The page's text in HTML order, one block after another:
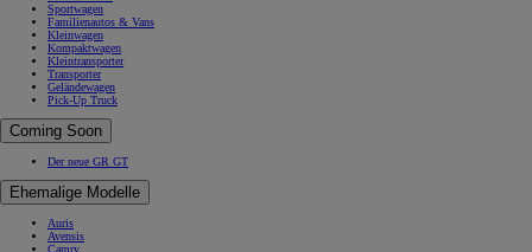
Sportwagen
Familienautos & Vans
Kleinwagen
Kompaktwagen
Kleintransporter
Transporter
Geländewagen
Pick-Up Truck
Coming Soon
Der neue GR GT
Ehemalige Modelle
Auris
Avensis
Camry